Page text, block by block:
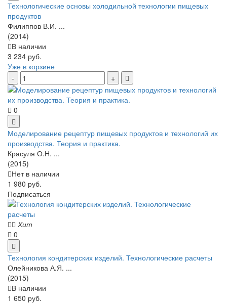
Технологические основы холодильной технологии пищевых
продуктов
Филиппов В.И. ...
(2014)
В наличии
3 234 руб.
Уже в корзине
0
Моделирование рецептур пищевых продуктов и технологий их
производства. Теория и практика.
Красуля О.Н. ...
(2015)
Нет в наличии
1 980 руб.
Подписаться
Хит
0
Технология кондитерских изделий. Технологические расчеты
Олейникова А.Я. ...
(2015)
В наличии
1 650 руб.